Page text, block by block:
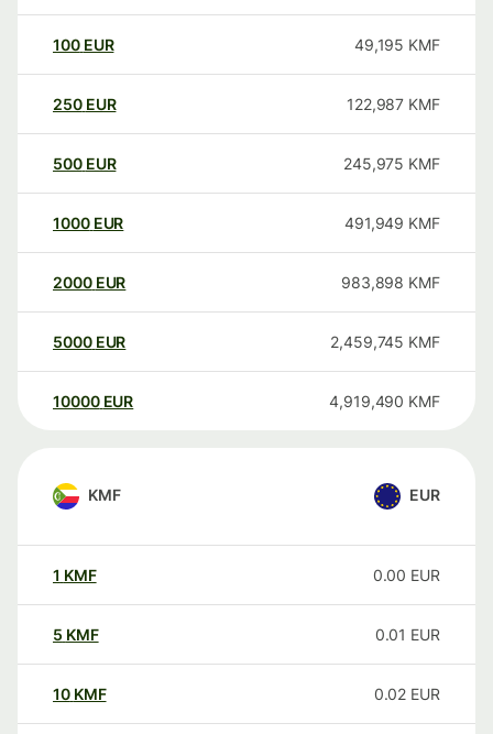
100 EUR 49,195 KMF
250 EUR 122,987 KMF
500 EUR 245,975 KMF
1000 EUR 491,949 KMF
2000 EUR 983,898 KMF
5000 EUR 2,459,745 KMF
10000 EUR 4,919,490 KMF
KMF EUR
1 KMF 0.00 EUR
5 KMF 0.01 EUR
10 KMF 0.02 EUR